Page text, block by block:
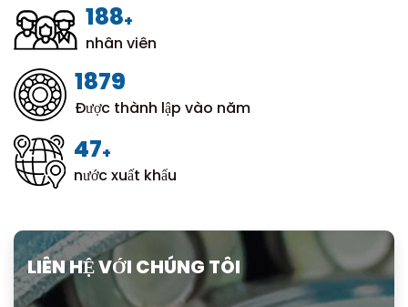
200+
nhân viên
1999
Được thành lập vào năm
50+
nước xuất khẩu
LIÊN HỆ VỚI CHÚNG TÔI